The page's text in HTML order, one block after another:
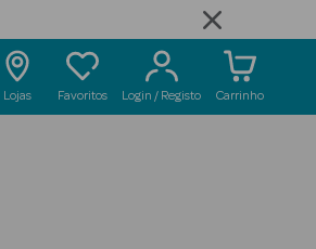
Lojas Favoritos Login / Registo Carrinho